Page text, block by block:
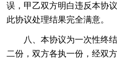
误，甲乙双方明白违反本协
此协议处理结果完全满意。
八、本协议为一次性终
二份，双方各执一份，经双